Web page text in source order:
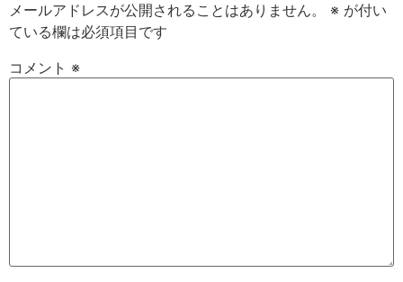
メールアドレスが公開されることはありません。 ※ が付い
ている欄は必須項目です
コメント ※